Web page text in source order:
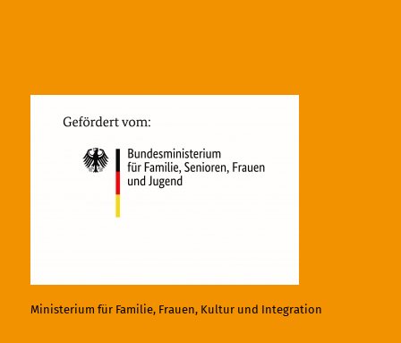
Ministerium für Familie, Frauen, Kultur und Integration